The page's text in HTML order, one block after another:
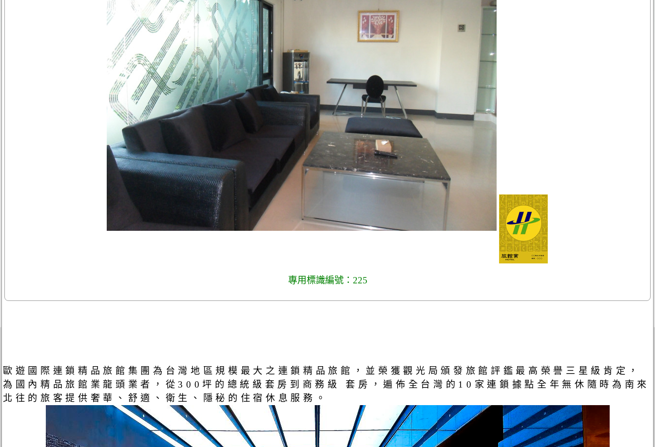
專用標識編號：225
歐遊國際連鎖精品旅館集團為台灣地區規模最大之連鎖精品旅館，並榮獲觀光局頒發旅館評鑑最高榮譽三星級肯定，
為國內精品旅館業龍頭業者，從300坪的總統級套房到商務級 套房，遍佈全台灣的10家連鎖據點全年無休隨時為南來
北往的旅客提供奢華、舒適、衛生、隱秘的住宿休息服務。